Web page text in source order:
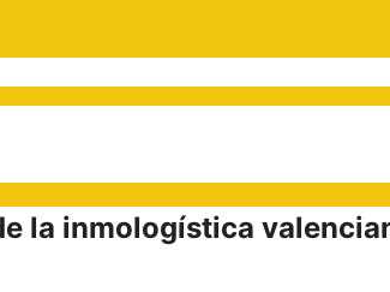
la inmologística